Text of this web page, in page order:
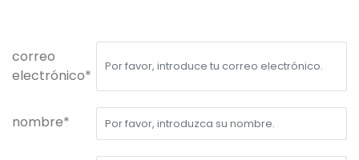
correo
electrónico*
nombre*